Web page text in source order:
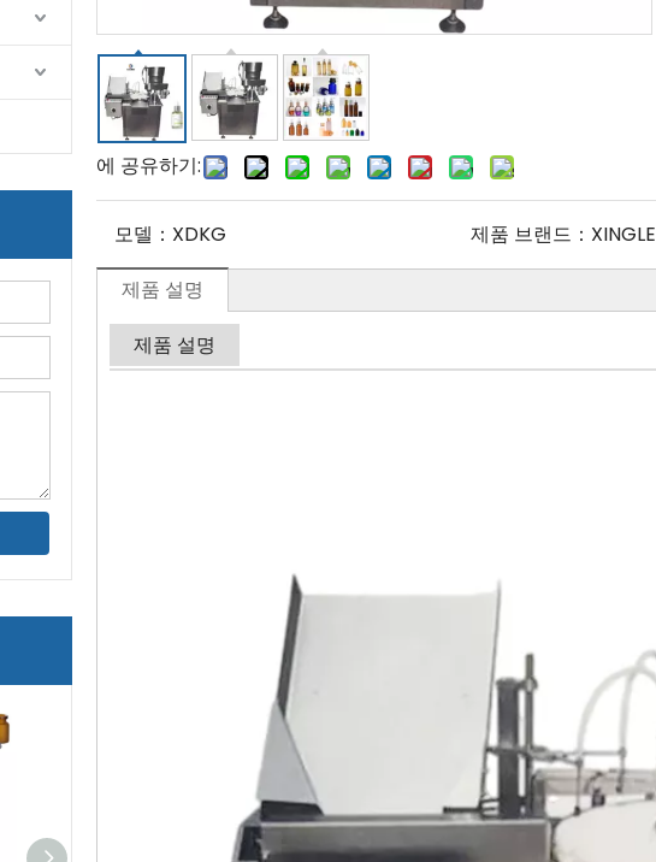
에 공유하기:
모델： XDKG 제품 브랜드： XINGLE
제품 설명
제품 설명